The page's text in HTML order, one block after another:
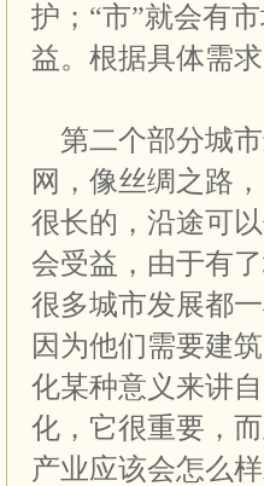
护；“市”就会有
益。根据具体需
第二个部分城市
网，像丝绸之路
很长的，沿途可
会受益，由于有
很多城市发展都
因为他们需要建
化某种意义来讲
化，它很重要，
产业应该会怎么样